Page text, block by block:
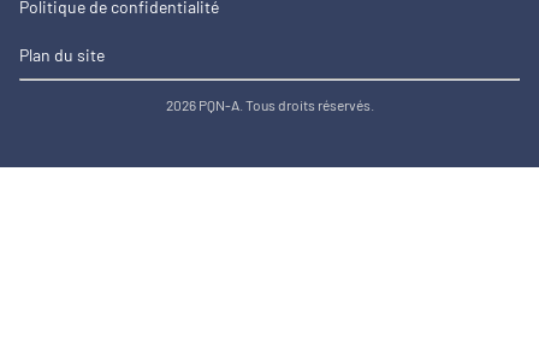
Politique de confidentialité
Plan du site
2026 PQN-A. Tous droits réservés.